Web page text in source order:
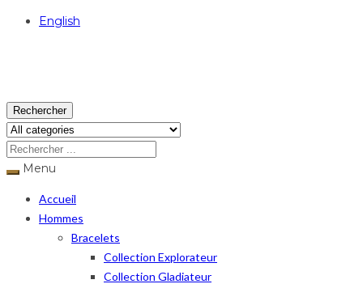
English
Rechercher
Menu
Accueil
Hommes
Bracelets
Collection Explorateur
Collection Gladiateur